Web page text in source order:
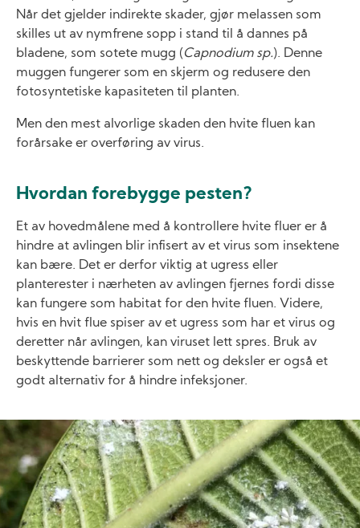
Når det gjelder indirekte skader, gjør melassen som
skilles ut av nymfrene sopp i stand til å dannes på
bladene, som sotete mugg (Capnodium sp.). Denne
muggen fungerer som en skjerm og redusere den
fotosyntetiske kapasiteten til planten.
Men den mest alvorlige skaden den hvite fluen kan
forårsake er overføring av virus.
Hvordan forebygge pesten?
Et av hovedmålene med å kontrollere hvite fluer er å
hindre at avlingen blir infisert av et virus som insektene
kan bære. Det er derfor viktig at ugress eller
planterester i nærheten av avlingen fjernes fordi disse
kan fungere som habitat for den hvite fluen. Videre,
hvis en hvit flue spiser av et ugress som har et virus og
deretter når avlingen, kan viruset lett spres. Bruk av
beskyttende barrierer som nett og deksler er også et
godt alternativ for å hindre infeksjoner.
Image